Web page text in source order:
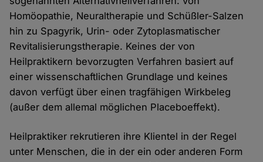
Homöopathie, Neuraltherapie und Schüßler-Salzen
hin zu Spagyrik, Urin- oder Zytoplasmatischer
Revitalisierungstherapie. Keines der von
Heilpraktikern bevorzugten Verfahren basiert auf
einer wissenschaftlichen Grundlage und keines
davon verfügt über einen tragfähigen Wirkbeleg
(außer dem allemal möglichen Placeboeffekt).
Heilpraktiker rekrutieren ihre Klientel in der Regel
unter Menschen, die in der ein oder anderen Form